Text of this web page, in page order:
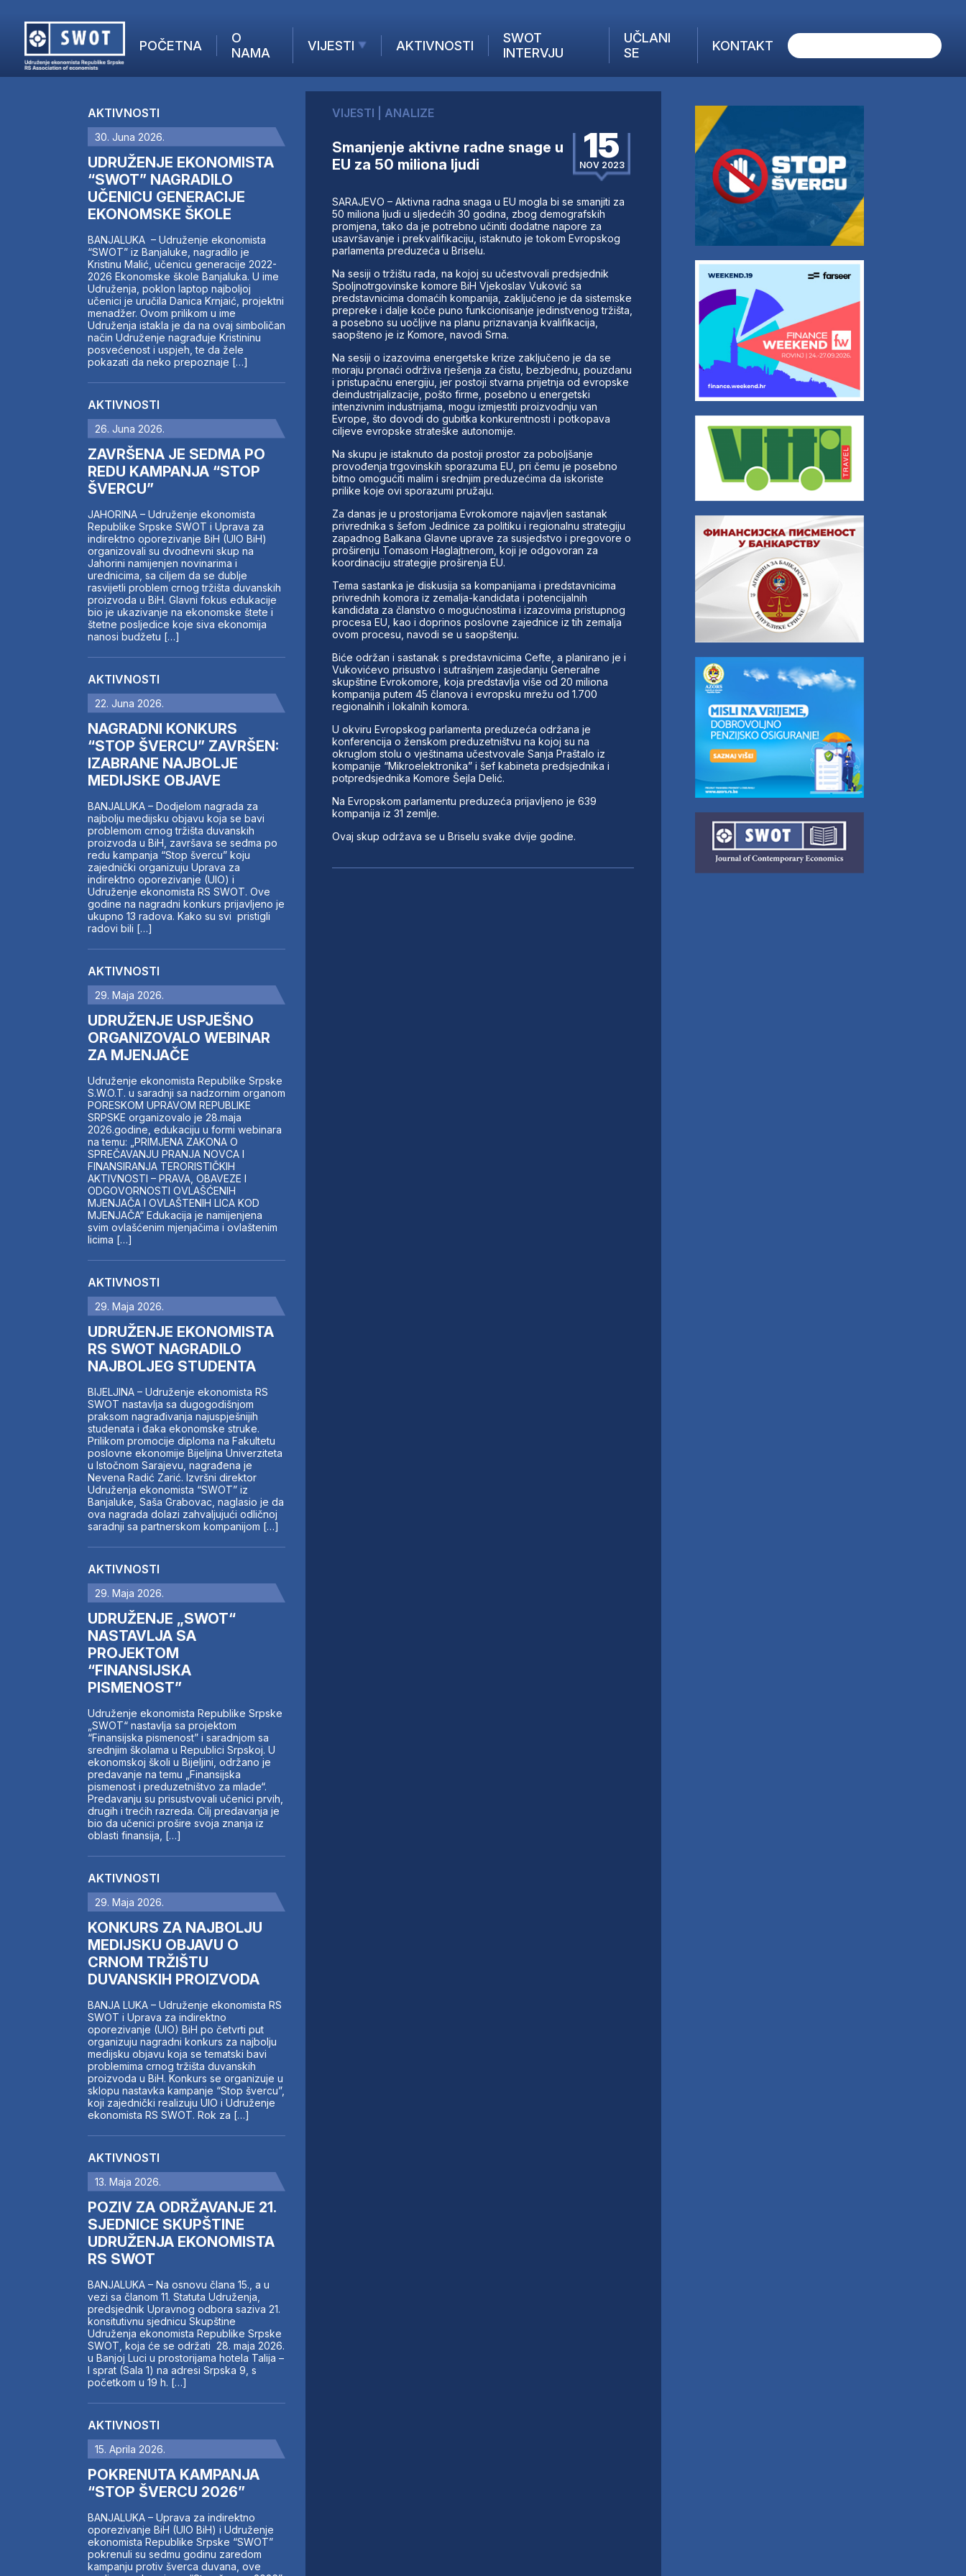
POČETNA
O
NAMA
VIJESTI
AKTUELNO
KOMPANIJE
FINANSIJE
IZ STRANIH MEDIJA
AKTIVNOSTI
SWOT
INTERVJU
UČLANI
SE
KONTAKT
AKTUELNO
ANALIZE
KOMPANIJE
FINANSIJE
IZ STRANIH MEDIJA
AKTIVNOSTI
SWOT INTERVJU
UČLANI SE
KONTAKT
AKTIVNOSTI
30. Juna 2026.
UDRUŽENJE EKONOMISTA
“SWOT” NAGRADILO
UČENICU GENERACIJE
EKONOMSKE ŠKOLE
BANJALUKA – Udruženje ekonomista
“SWOT” iz Banjaluke, nagradilo je
Kristinu Malić, učenicu generacije 2022-
2026 Ekonomske škole Banjaluka. U ime
Udruženja, poklon laptop najboljoj
učenici je uručila Danica Krnjaić, projektni
menadžer. Ovom prilikom u ime
Udruženja istakla je da na ovaj simboličan
način Udruženje nagrađuje Kristininu
posvećenost i uspjeh, te da žele
pokazati da neko prepoznaje […]
AKTIVNOSTI
26. Juna 2026.
ZAVRŠENA JE SEDMA PO
REDU KAMPANJA “STOP
ŠVERCU”
JAHORINA – Udruženje ekonomista
Republike Srpske SWOT i Uprava za
indirektno oporezivanje BiH (UIO BiH)
organizovali su dvodnevni skup na
Jahorini namijenjen novinarima i
urednicima, sa ciljem da se dublje
rasvijetli problem crnog tržišta duvanskih
proizvoda u BiH. Glavni fokus edukacije
bio je ukazivanje na ekonomske štete i
štetne posljedice koje siva ekonomija
nanosi budžetu […]
AKTIVNOSTI
22. Juna 2026.
NAGRADNI KONKURS
“STOP ŠVERCU” ZAVRŠEN:
IZABRANE NAJBOLJE
MEDIJSKE OBJAVE
BANJALUKA – Dodjelom nagrada za
najbolju medijsku objavu koja se bavi
problemom crnog tržišta duvanskih
proizvoda u BiH, završava se sedma po
redu kampanja “Stop švercu” koju
zajednički organizuju Uprava za
indirektno oporezivanje (UIO) i
Udruženje ekonomista RS SWOT. Ove
godine na nagradni konkurs prijavljeno je
ukupno 13 radova. Kako su svi pristigli
radovi bili […]
AKTIVNOSTI
29. Maja 2026.
UDRUŽENJE USPJEŠNO
ORGANIZOVALO WEBINAR
ZA MJENJAČE
Udruženje ekonomista Republike Srpske
S.W.O.T. u saradnji sa nadzornim organom
PORESKOM UPRAVOM REPUBLIKE
SRPSKE organizovalo je 28.maja
2026.godine, edukaciju u formi webinara
na temu: „PRIMJENA ZAKONA O
SPREČAVANJU PRANJA NOVCA I
FINANSIRANJA TERORISTIČKIH
AKTIVNOSTI – PRAVA, OBAVEZE I
ODGOVORNOSTI OVLAŠĆENIH
MJENJAČA I OVLAŠTENIH LICA KOD
MJENJAČA“ Edukacija je namijenjena
svim ovlašćenim mjenjačima i ovlaštenim
licima […]
AKTIVNOSTI
29. Maja 2026.
UDRUŽENJE EKONOMISTA
RS SWOT NAGRADILO
NAJBOLJEG STUDENTA
BIJELJINA – Udruženje ekonomista RS
SWOT nastavlja sa dugogodišnjom
praksom nagrađivanja najuspješnijih
studenata i đaka ekonomske struke.
Prilikom promocije diploma na Fakultetu
poslovne ekonomije Bijeljina Univerziteta
u Istočnom Sarajevu, nagrađena je
Nevena Radić Zarić. Izvršni direktor
Udruženja ekonomista “SWOT” iz
Banjaluke, Saša Grabovac, naglasio je da
ova nagrada dolazi zahvaljujući odličnoj
saradnji sa partnerskom kompanijom […]
AKTIVNOSTI
29. Maja 2026.
UDRUŽENJE „SWOT“
NASTAVLJA SA
PROJEKTOM
“FINANSIJSKA
PISMENOST”
Udruženje ekonomista Republike Srpske
„SWOT“ nastavlja sa projektom
“Finansijska pismenost” i saradnjom sa
srednjim školama u Republici Srpskoj. U
ekonomskoj školi u Bijeljini, održano je
predavanje na temu „Finansijska
pismenost i preduzetništvo za mlade“.
Predavanju su prisustvovali učenici prvih,
drugih i trećih razreda. Cilj predavanja je
bio da učenici prošire svoja znanja iz
oblasti finansija, […]
AKTIVNOSTI
29. Maja 2026.
KONKURS ZA NAJBOLJU
MEDIJSKU OBJAVU O
CRNOM TRŽIŠTU
DUVANSKIH PROIZVODA
BANJA LUKA – Udruženje ekonomista RS
SWOT i Uprava za indirektno
oporezivanje (UIO) BiH po četvrti put
organizuju nagradni konkurs za najbolju
medijsku objavu koja se tematski bavi
problemima crnog tržišta duvanskih
proizvoda u BiH. Konkurs se organizuje u
sklopu nastavka kampanje “Stop švercu”,
koji zajednički realizuju UIO i Udruženje
ekonomista RS SWOT. Rok za […]
AKTIVNOSTI
13. Maja 2026.
POZIV ZA ODRŽAVANJE 21.
SJEDNICE SKUPŠTINE
UDRUŽENJA EKONOMISTA
RS SWOT
BANJALUKA – Na osnovu člana 15., a u
vezi sa članom 11. Statuta Udruženja,
predsjednik Upravnog odbora saziva 21.
konsitutivnu sjednicu Skupštine
Udruženja ekonomista Republike Srpske
SWOT, koja će se održati 28. maja 2026.
u Banjoj Luci u prostorijama hotela Talija –
I sprat (Sala 1) na adresi Srpska 9, s
početkom u 19 h. […]
AKTIVNOSTI
15. Aprila 2026.
POKRENUTA KAMPANJA
“STOP ŠVERCU 2026”
BANJALUKA – Uprava za indirektno
oporezivanje BiH (UIO BiH) i Udruženje
ekonomista Republike Srpske “SWOT”
pokrenuli su sedmu godinu zaredom
kampanju protiv šverca duvana, ove
VIJESTI ANALIZE
Smanjenje aktivne radne snage u
EU za 50 miliona ljudi
15
NOV 2023
SARAJEVO – Aktivna radna snaga u EU mogla bi se smanjiti za
50 miliona ljudi u sljedećih 30 godina, zbog demografskih
promjena, tako da je potrebno učiniti dodatne napore za
usavršavanje i prekvalifikaciju, istaknuto je tokom Evropskog
parlamenta preduzeća u Briselu.
Na sesiji o tržištu rada, na kojoj su učestvovali predsjednik
Spoljnotrgovinske komore BiH Vjekoslav Vuković sa
predstavnicima domaćih kompanija, zaključeno je da sistemske
prepreke i dalje koče puno funkcionisanje jedinstvenog tržišta,
a posebno su uočljive na planu priznavanja kvalifikacija,
saopšteno je iz Komore, navodi Srna.
Na sesiji o izazovima energetske krize zaključeno je da se
moraju pronaći održiva rješenja za čistu, bezbjednu, pouzdanu
i pristupačnu energiju, jer postoji stvarna prijetnja od evropske
deindustrijalizacije, pošto firme, posebno u energetski
intenzivnim industrijama, mogu izmjestiti proizvodnju van
Evrope, što dovodi do gubitka konkurentnosti i potkopava
ciljeve evropske strateške autonomije.
Na skupu je istaknuto da postoji prostor za poboljšanje
provođenja trgovinskih sporazuma EU, pri čemu je posebno
bitno omogućiti malim i srednjim preduzećima da iskoriste
prilike koje ovi sporazumi pružaju.
Za danas je u prostorijama Evrokomore najavljen sastanak
privrednika s šefom Jedinice za politiku i regionalnu strategiju
zapadnog Balkana Glavne uprave za susjedstvo i pregovore o
proširenju Tomasom Haglajtnerom, koji je odgovoran za
koordinaciju strategije proširenja EU.
Tema sastanka je diskusija sa kompanijama i predstavnicima
privrednih komora iz zemalja-kandidata i potencijalnih
kandidata za članstvo o mogućnostima i izazovima pristupnog
procesa EU, kao i doprinos poslovne zajednice iz tih zemalja
ovom procesu, navodi se u saopštenju.
Biće održan i sastanak s predstavnicima Cefte, a planirano je i
Vukovićevo prisustvo i sutrašnjem zasjedanju Generalne
skupštine Evrokomore, koja predstavlja više od 20 miliona
kompanija putem 45 članova i evropsku mrežu od 1.700
regionalnih i lokalnih komora.
U okviru Evropskog parlamenta preduzeća održana je
konferencija o ženskom preduzetništvu na kojoj su na
okruglom stolu o vještinama učestvovale Sanja Praštalo iz
kompanije “Mikroelektronika” i šef kabineta predsjednika i
potpredsjednika Komore Šejla Delić.
Na Evropskom parlamentu preduzeća prijavljeno je 639
kompanija iz 31 zemlje.
Ovaj skup održava se u Briselu svake dvije godine.